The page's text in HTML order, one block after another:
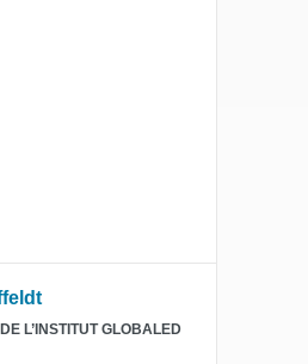
L’INSTITUT GLOBALED